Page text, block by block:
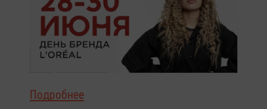
Подробнее